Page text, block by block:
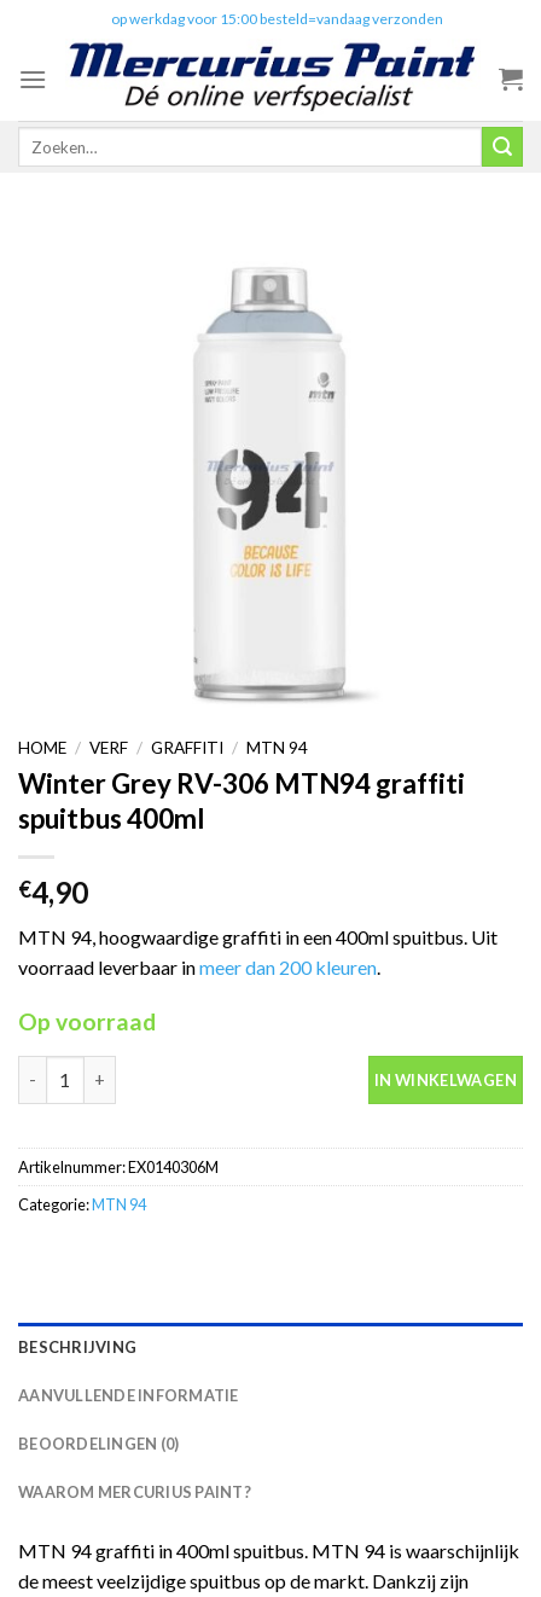
content
op werkdag voor 15:00 besteld=vandaag verzonden
Zoeken
HOME / VERF / GRAFFITI / MTN 94
Winter Grey RV-306 MTN94 graffiti
spuitbus 400ml
€4,90
MTN 94, hoogwaardige graffiti in een 400ml spuitbus. Uit
voorraad leverbaar inmeer dan 200 kleuren.
Op voorraad
IN WINKELWAGEN
Artikelnummer:EX0140306M
Categorie:MTN 94
BESCHRIJVING
AANVULLENDE INFORMATIE
BEOORDELINGEN (0)
WAAROM MERCURIUS PAINT?
MTN 94 graffiti in 400ml spuitbus. MTN 94 is waarschijnlijk
de meest veelzijdige spuitbus op de markt. Dankzij zijn